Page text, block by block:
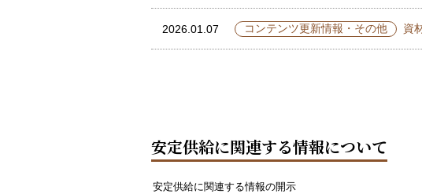
2026.01.07 コンテンツ更新情報・その他 資
安定供給に関連する情報について
安定供給に関連する情報の開示